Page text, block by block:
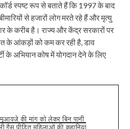
स्पष्ट रूप से बताते हैं कि 1997 के बाद
से हजारों लोग मरते रहे हैं और मृत्यु
के करीब है। राज्य और केंद्र सरकारों पर
के आंकड़ों को कम कर रही है, डाव
के अभियान कोष में योगदान देने के लिए